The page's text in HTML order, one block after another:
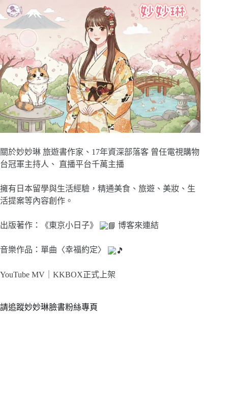
關於妙妙琳 旅遊書作家、17年資深部落客 曾任電視購物
台冠軍主持人、 直播平台千萬主播
擁有日本留學與生活經驗，精通美食、旅遊、美妝、生
活提案等內容創作。
出版著作：《東京小日子》 博客來連結
音樂作品：單曲〈幸福約定〉
YouTube MV｜ KKBOX正式上架
請追蹤妙妙琳臉書粉絲專頁